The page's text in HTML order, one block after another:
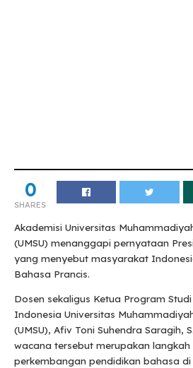
0
SHARES
Akademisi Universitas
(UMSU) menanggapi pernyataan
yang menyebut masyarakat
Bahasa Prancis.
Dosen sekaligus Ketua Program
Indonesia Universitas
(UMSU), Afiv Toni Suhendra Saragih,
wacana tersebut merupakan
perkembangan pendidikan bahasa di